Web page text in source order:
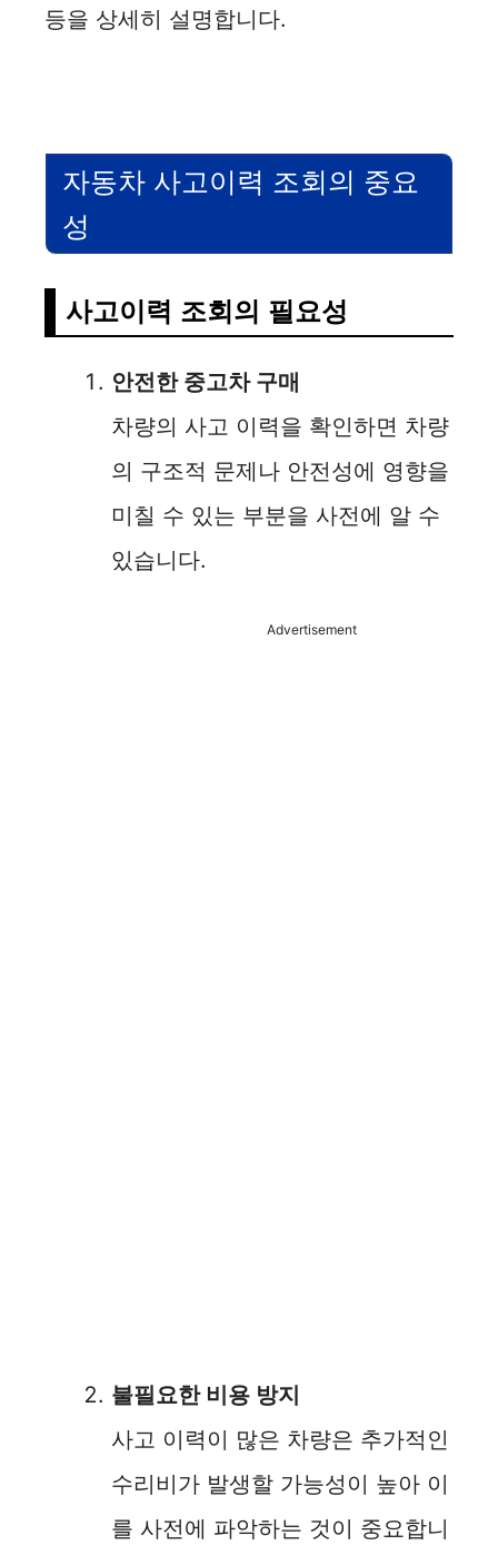
등을 상세히 설명합니다.
자동차 사고이력 조회의 중요
성
사고이력 조회의 필요성
안전한 중고차 구매
차량의 사고 이력을 확인하면 차량
의 구조적 문제나 안전성에 영향을
미칠 수 있는 부분을 사전에 알 수
있습니다.
Advertisement
불필요한 비용 방지
사고 이력이 많은 차량은 추가적인
수리비가 발생할 가능성이 높아 이
를 사전에 파악하는 것이 중요합니